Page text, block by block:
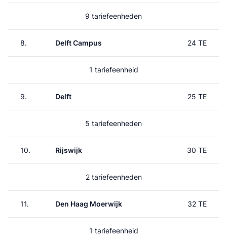
9 tariefeenheden
8. Delft Campus 24 TE
1 tariefeenheid
9. Delft 25 TE
5 tariefeenheden
10. Rijswijk 30 TE
2 tariefeenheden
11. Den Haag Moerwijk 32 TE
1 tariefeenheid